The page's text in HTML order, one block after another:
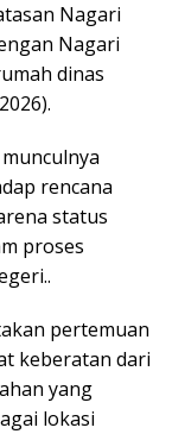
Nagari
Nagari
dinas
rencana
status
proses
pertemuan
keberatan dari
yang
lokasi